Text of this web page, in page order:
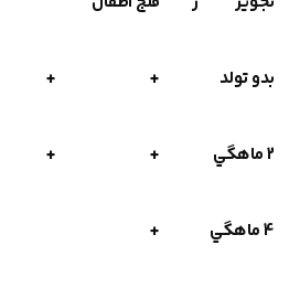
بدو تولد +
+
2 ماهگي +
+
4 ماهگي +